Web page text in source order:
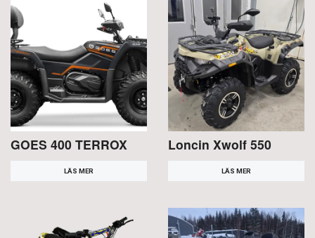
GOES 400 TERROX
LÄS MER
Loncin Xwolf 550
LÄS MER